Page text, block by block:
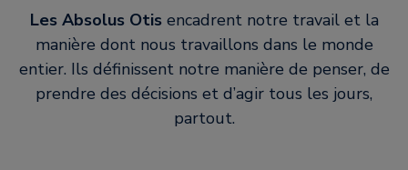
Les Absolus Otisencadrent notre travail et la
manière dont nous travaillons dans le monde
entier. Ils définissent notre manière de penser, de
prendre des décisions et d’agir tous les jours,
partout.